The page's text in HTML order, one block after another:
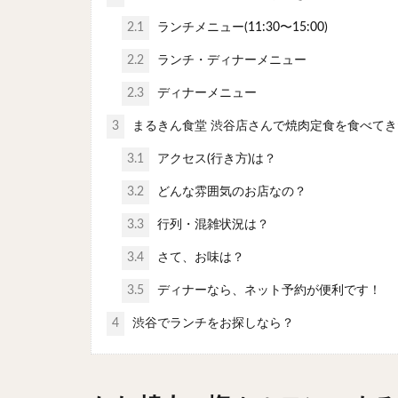
2.1 ランチメニュー(11:30〜15:00)
2.2 ランチ・ディナーメニュー
2.3 ディナーメニュー
3 まるきん食堂 渋谷店さんで焼肉定食を食べて
3.1 アクセス(行き方)は？
3.2 どんな雰囲気のお店なの？
3.3 行列・混雑状況は？
3.4 さて、お味は？
3.5 ディナーなら、ネット予約が便利です！
4 渋谷でランチをお探しなら？